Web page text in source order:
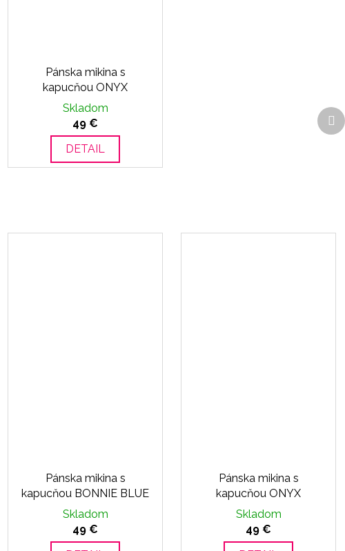
Pánska mikina s
kapucňou ONYX
Skladom
49 €
DETAIL
Pánska mikina s
kapucňou BONNIE BLUE
Skladom
49 €
Pánska mikina s
kapucňou ONYX
Skladom
49 €